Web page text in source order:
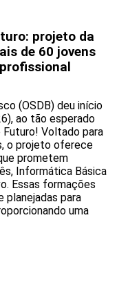
projeto da
de 60 jovens
(OSDB) deu início
ao tão esperado
Futuro! Voltado para
o projeto oferece
prometem
Informática Básica
Essas formações
planejadas para
uma